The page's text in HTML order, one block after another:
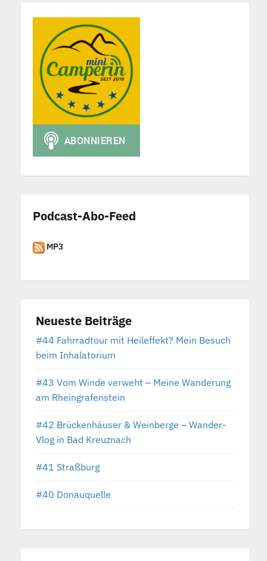
Podcast-Abo-Feed
MP3
Neueste Beiträge
#44 Fahrradtour mit Heileffekt? Mein Besuch
beim Inhalatorium
#43 Vom Winde verweht – Meine Wanderung
am Rheingrafenstein
#42 Brückenhäuser & Weinberge – Wander-
Vlog in Bad Kreuznach
#41 Straßburg
#40 Donauquelle